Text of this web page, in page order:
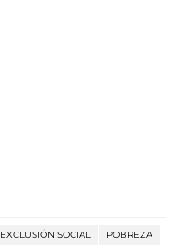
EXCLUSIÓN SOCIAL
POBREZA